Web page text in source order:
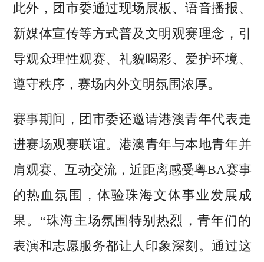
此外，团市委通过现场展板、语音播报、
新媒体宣传等方式普及文明观赛理念，引
导观众理性观赛、礼貌喝彩、爱护环境、
遵守秩序，赛场内外文明氛围浓厚。
赛事期间，团市委还邀请港澳青年代表走
进赛场观赛联谊。港澳青年与本地青年并
肩观赛、互动交流，近距离感受粤BA赛事
的热血氛围，体验珠海文体事业发展成
果。“珠海主场氛围特别热烈，青年们的
表演和志愿服务都让人印象深刻。通过这